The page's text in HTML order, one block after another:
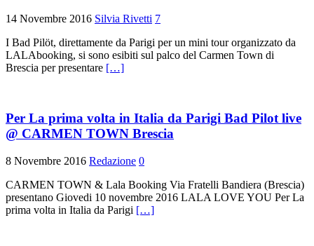
14 Novembre 2016 Silvia Rivetti 7
I Bad Pilöt, direttamente da Parigi per un mini tour organizzato da
LALAbooking, si sono esibiti sul palco del Carmen Town di
Brescia per presentare […]
Per La prima volta in Italia da Parigi Bad Pilot live
@ CARMEN TOWN Brescia
8 Novembre 2016 Redazione 0
CARMEN TOWN & Lala Booking Via Fratelli Bandiera (Brescia)
presentano Giovedi 10 novembre 2016 LALA LOVE YOU Per La
prima volta in Italia da Parigi […]